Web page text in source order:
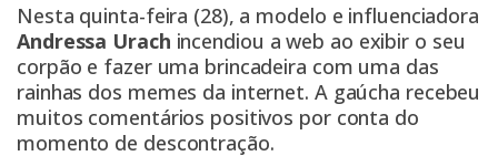
Nesta quinta-feira (28), a modelo e influenciadora
Andressa Urach incendiou a web ao exibir o seu
corpão e fazer uma brincadeira com uma das
rainhas dos memes da internet. A gaúcha recebeu
muitos comentários positivos por conta do
momento de descontração.